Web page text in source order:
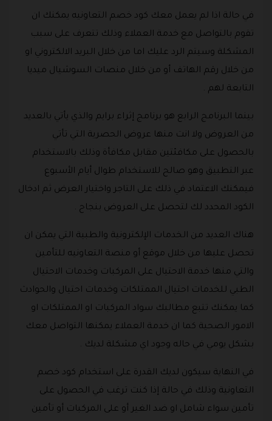
في حالة اذا لم يعمل معك كود خصم التعاونيه يمكنك ان
تقوم بالتواصل مع خدمة العملاء وذلك تتعرف على سبب
المشكلة وسيتم الرد عليك اما من خلال البريد الالكتروني او
من خلال رقم الهاتف أو من خلال منصات السوشيال ميديا
التابعة لهم .
بينما البرنامج الرابع هو برنامج إثراء برايم والذي يأتي بالعديد
من العروض ولا انت منها عروض الحصرية التي تأتي
بالحصول على مكافئتين مقابل مكافأة وذلك بالاستخدام
عبر التطبيق وهو صالح للاستخدام طوال أيام الأسبوع
فيمكنك الاعتماد في ذلك على التاجر واختيار العرض ثم ادخال
الكود المحدد لك لتحصل على العروض بنجاح .
هناك العديد من الخدمات الإلكترونية والطبية التي يمكن ان
تحصل عليها من خلال موقع أو منصة التعاونيه للتأمين
والتي منها خدمة الاحتيال على المركبات وخدمات الاحتيال
الطبي للخدمات احتيال الممتلكات وخدمات احتيال والحوادث
كما يمكنك تتبع مطالبك سواد المركبات او الممتلكات او
الامور الصحية كما ان خدمة العملاء يمكنها التواصل معك
بشكل يومي في حاله وجود اي مشكلة لديك .
في النهاية سيكون لديك القدرة على استخدام كود خصم
التعاونية وذلك في حالة إذا كنت ترغب في الحصول على
تأمين سواء شامل او ضد الغير أو على المركبات أو تأمين